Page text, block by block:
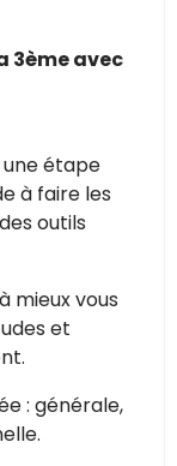
3ème avec
étape
à faire les
outils
mieux vous
et
: générale,